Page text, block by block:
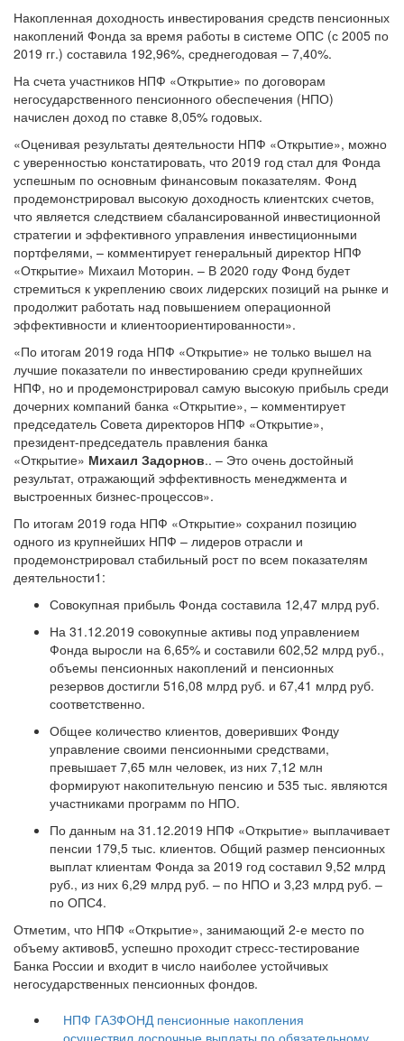
Накопленная доходность инвестирования средств пенсионных
накоплений Фонда за время работы в системе ОПС (с 2005 по
2019 гг.) составила 192,96%, среднегодовая – 7,40%.
На счета участников НПФ «Открытие» по договорам
негосударственного пенсионного обеспечения (НПО)
начислен доход по ставке 8,05% годовых.
«Оценивая результаты деятельности НПФ «Открытие», можно
с уверенностью констатировать, что 2019 год стал для Фонда
успешным по основным финансовым показателям. Фонд
продемонстрировал высокую доходность клиентских счетов,
что является следствием сбалансированной инвестиционной
стратегии и эффективного управления инвестиционными
портфелями, – комментирует генеральный директор НПФ
«Открытие» Михаил Моторин. – В 2020 году Фонд будет
стремиться к укреплению своих лидерских позиций на рынке и
продолжит работать над повышением операционной
эффективности и клиентоориентированности».
«По итогам 2019 года НПФ «Открытие» не только вышел на
лучшие показатели по инвестированию среди крупнейших
НПФ, но и продемонстрировал самую высокую прибыль среди
дочерних компаний банка «Открытие», – комментирует
председатель Совета директоров НПФ «Открытие»,
президент-председатель правления банка
«Открытие» Михаил Задорнов.. – Это очень достойный
результат, отражающий эффективность менеджмента и
выстроенных бизнес-процессов».
По итогам 2019 года НПФ «Открытие» сохранил позицию
одного из крупнейших НПФ – лидеров отрасли и
продемонстрировал стабильный рост по всем показателям
деятельности1:
Совокупная прибыль Фонда составила 12,47 млрд руб.
На 31.12.2019 совокупные активы под управлением
Фонда выросли на 6,65% и составили 602,52 млрд руб.,
объемы пенсионных накоплений и пенсионных
резервов достигли 516,08 млрд руб. и 67,41 млрд руб.
соответственно.
Общее количество клиентов, доверивших Фонду
управление своими пенсионными средствами,
превышает 7,65 млн человек, из них 7,12 млн
формируют накопительную пенсию и 535 тыс. являются
участниками программ по НПО.
По данным на 31.12.2019 НПФ «Открытие» выплачивает
пенсии 179,5 тыс. клиентов. Общий размер пенсионных
выплат клиентам Фонда за 2019 год составил 9,52 млрд
руб., из них 6,29 млрд руб. – по НПО и 3,23 млрд руб. –
по ОПС4.
Отметим, что НПФ «Открытие», занимающий 2-е место по
объему активов5, успешно проходит стресс-тестирование
Банка России и входит в число наиболее устойчивых
негосударственных пенсионных фондов.
НПФ ГАЗФОНД пенсионные накопления
осуществил досрочные выплаты по обязательному